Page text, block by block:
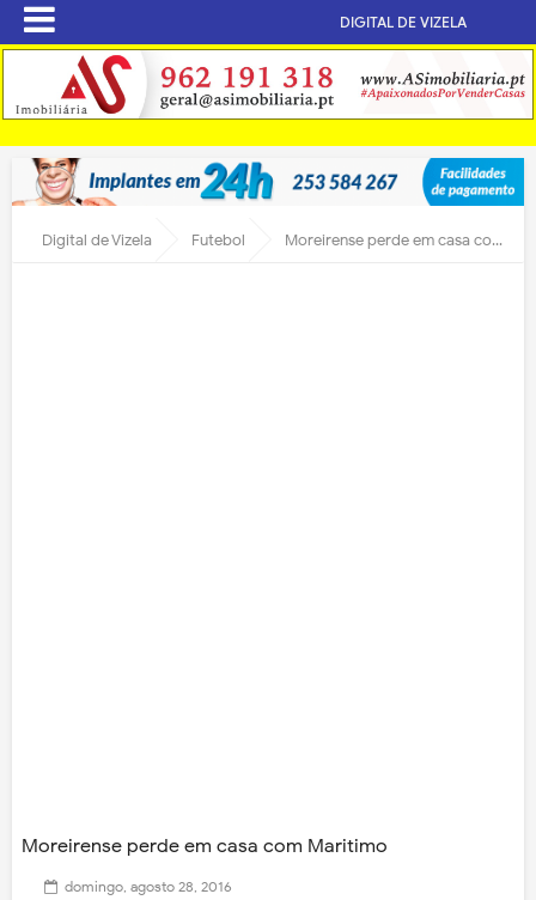
DIGITAL DE VIZELA
Digital de Vizela Futebol Moreirense perde em casa com Maritimo
Moreirense perde em casa com Maritimo
domingo, agosto 28, 2016